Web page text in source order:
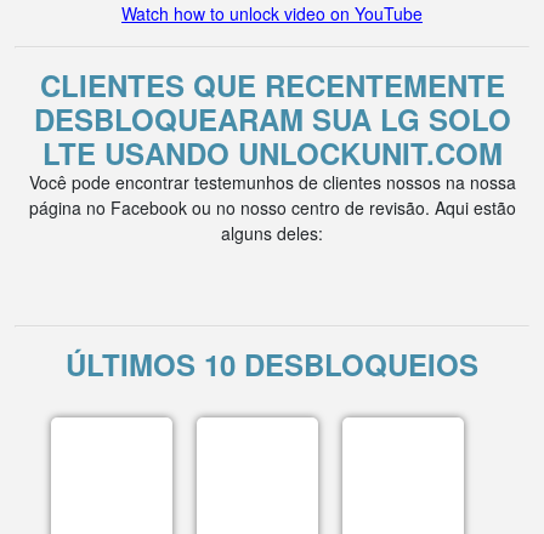
Watch how to unlock video on YouTube
CLIENTES QUE RECENTEMENTE
DESBLOQUEARAM SUA LG SOLO
LTE USANDO UNLOCKUNIT.COM
Você pode encontrar testemunhos de clientes nossos na nossa
página no Facebook ou no nosso centro de revisão. Aqui estão
alguns deles:
ÚLTIMOS 10 DESBLOQUEIOS